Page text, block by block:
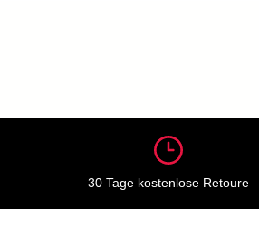
30 Tage kostenlose Retoure